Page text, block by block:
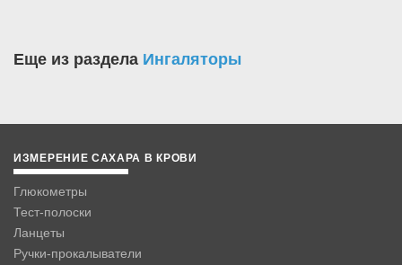
Еще из раздела Ингаляторы
ИЗМЕРЕНИЕ САХАРА В КРОВИ
Глюкометры
Тест-полоски
Ланцеты
Ручки-прокалыватели